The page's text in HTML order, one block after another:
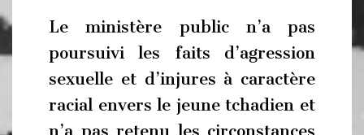
Le ministère public n’a pas
poursuivi les faits d’agression
sexuelle et d’injures à caractère
racial envers le jeune tchadien et
n’a pas retenu les circonstances